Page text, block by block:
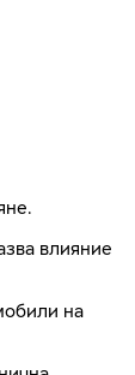
влияние
на